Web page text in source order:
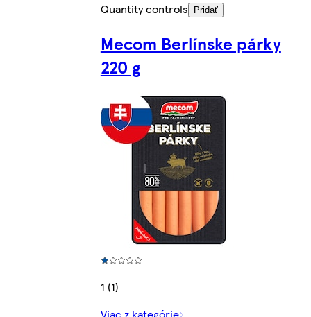
Quantity controls
Pridať
Mecom Berlínske párky
220 g
1 (1)